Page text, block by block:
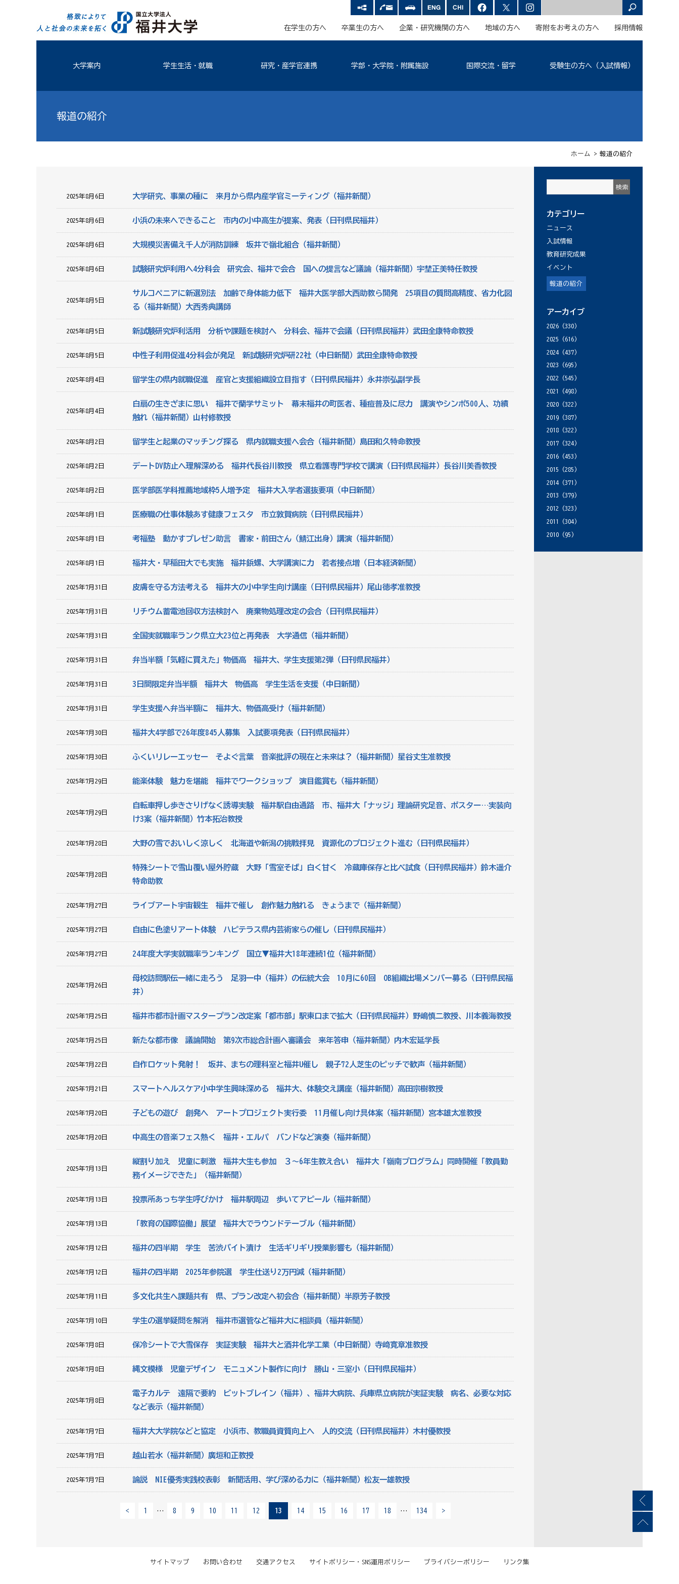
在学生の方へ 卒業生の方へ 企業・研究機関の方へ 地域の方へ 寄附をお考えの方へ 採用情報
大学案内 学生生活・就職 研究・産学官連携 学部・大学院・附属施設 国際交流・留学 受験生の方へ（入試情報）
報道の紹介
ホーム > 報道の紹介
2025年8月6日 大学研究、事業の種に 来月から県内産学官ミーティング（福井新聞）
2025年8月6日 小浜の未来へできること 市内の小中高生が提案、発表（日刊県民福井）
2025年8月6日 大規模災害備え千人が消防訓練 坂井で嶺北組合（福井新聞）
2025年8月6日 試験研究炉利用へ4分科会 研究会、福井で会合 国への提言など議論（福井新聞）宇埜正美特任教授
2025年8月5日
サルコペニアに新選別法 加齢で身体能力低下 福井大医学部大西助教ら開発 25項目の質問高精度、省力化図
る（福井新聞）大西秀典講師
2025年8月5日 新試験研究炉利活用 分析や課題を検討へ 分科会、福井で会議（日刊県民福井）武田全康特命教授
2025年8月5日 中性子利用促進4分科会が発足 新試験研究炉研22社（中日新聞）武田全康特命教授
2025年8月4日 留学生の県内就職促進 産官と支援組織設立目指す（日刊県民福井）永井崇弘副学長
2025年8月4日
白扇の生きざまに思い 福井で蘭学サミット 幕末福井の町医者、種痘普及に尽力 講演やシンポ500人、功績
触れ（福井新聞）山村修教授
2025年8月2日 留学生と起業のマッチング探る 県内就職支援へ会合（福井新聞）島田和久特命教授
2025年8月2日 デートDV防止へ理解深める 福井代長谷川教授 県立看護専門学校で講演（日刊県民福井）長谷川美香教授
2025年8月2日 医学部医学科推薦地域枠5人増予定 福井大入学者選抜要項（中日新聞）
2025年8月1日 医療職の仕事体験あす健康フェスタ 市立敦賀病院（日刊県民福井）
2025年8月1日 考福塾 動かすプレゼン助言 書家・前田さん（鯖江出身）講演（福井新聞）
2025年8月1日 福井大・早稲田大でも実施 福井鋲螺、大学講演に力 若者接点増（日本経済新聞）
2025年7月31日 皮膚を守る方法考える 福井大の小中学生向け講座（日刊県民福井）尾山徳孝准教授
2025年7月31日 リチウム蓄電池回収方法検討へ 廃棄物処理改定の会合（日刊県民福井）
2025年7月31日 全国実就職率ランク県立大23位と再発表 大学通信（福井新聞）
2025年7月31日 弁当半額「気軽に買えた」物価高 福井大、学生支援第2弾（日刊県民福井）
2025年7月31日 3日間限定弁当半額 福井大 物価高 学生生活を支援（中日新聞）
2025年7月31日 学生支援へ弁当半額に 福井大、物価高受け（福井新聞）
2025年7月30日 福井大4学部で26年度845人募集 入試要項発表（日刊県民福井）
2025年7月30日 ふくいリレーエッセー そよぐ言葉 音楽批評の現在と未来は？（福井新聞）星谷丈生准教授
2025年7月29日 能楽体験 魅力を堪能 福井でワークショップ 演目鑑賞も（福井新聞）
2025年7月29日
自転車押し歩きさりげなく誘導実験 福井駅自由通路 市、福井大「ナッジ」理論研究足音、ポスター…実装向
け3案（福井新聞）竹本拓治教授
2025年7月28日 大野の雪でおいしく涼しく 北海道や新潟の挑戦拝見 資源化のプロジェクト進む（日刊県民福井）
2025年7月28日
特殊シートで雪山覆い屋外貯蔵 大野「雪室そば」白く甘く 冷蔵庫保存と比べ試食（日刊県民福井）鈴木遥介
特命助教
2025年7月27日 ライブアート宇宙観生 福井で催し 創作魅力触れる きょうまで（福井新聞）
2025年7月27日 自由に色塗りアート体験 ハピテラス県内芸術家らの催し（日刊県民福井）
2025年7月27日 24年度大学実就職率ランキング 国立▼福井大18年連続1位（福井新聞）
2025年7月26日
母校訪問駅伝一緒に走ろう 足羽一中（福井）の伝統大会 10月に60回 OB組織出場メンバー募る（日刊県民福
井）
2025年7月25日 福井市都市計画マスタープラン改定案「都市部」駅東口まで拡大（日刊県民福井）野嶋慎二教授、川本義海教授
2025年7月25日 新たな都市像 議論開始 第9次市総合計画へ審議会 来年答申（福井新聞）内木宏延学長
2025年7月22日 自作ロケット発射！ 坂井、まちの理科室と福井U催し 親子72人芝生のピッチで歓声（福井新聞）
2025年7月21日 スマートヘルスケア小中学生興味深める 福井大、体験交え講座（福井新聞）高田宗樹教授
2025年7月20日 子どもの遊び 創発へ アートプロジェクト実行委 11月催し向け具体案（福井新聞）宮本雄太准教授
2025年7月20日 中高生の音楽フェス熱く 福井・エルパ バンドなど演奏（福井新聞）
2025年7月13日
縦割り加え 児童に刺激 福井大生も参加 ３～6年生教え合い 福井大「嶺南プログラム」同時開催「教員勤
務イメージできた」（福井新聞）
2025年7月13日 投票所あっち学生呼びかけ 福井駅周辺 歩いてアピール（福井新聞）
2025年7月13日 「教育の国際協働」展望 福井大でラウンドテーブル（福井新聞）
2025年7月12日 福井の四半期 学生 苦渋バイト漬け 生活ギリギリ授業影響も（福井新聞）
2025年7月12日 福井の四半期 2025年参院選 学生仕送り2万円減（福井新聞）
2025年7月11日 多文化共生へ課題共有 県、プラン改定へ初会合（福井新聞）半原芳子教授
2025年7月10日 学生の選挙疑問を解消 福井市選管など福井大に相談員（福井新聞）
2025年7月8日 保冷シートで大雪保存 実証実験 福井大と酒井化学工業（中日新聞）寺﨑寛章准教授
2025年7月8日 縄文模様 児童デザイン モニュメント製作に向け 勝山・三室小（日刊県民福井）
2025年7月8日
電子カルテ 遠隔で要約 ビットブレイン（福井）、福井大病院、兵庫県立病院が実証実験 病名、必要な対応
など表示（福井新聞）
2025年7月7日 福井大大学院などと協定 小浜市、教職員資質向上へ 人的交流（日刊県民福井）木村優教授
2025年7月7日 越山若水（福井新聞）廣垣和正教授
2025年7月7日 論説 NIE優秀実践校表彰 新聞活用、学び深める力に（福井新聞）松友一雄教授
< 1 … 8 9 10 11 12 13 14 15 16 17 18 … 134 >
カテゴリー
ニュース
入試情報
教育研究成果
イベント
報道の紹介
アーカイブ
2026 (330)
2025 (616)
2024 (437)
2023 (695)
2022 (545)
2021
(498)
2020 (322)
2019 (387)
2018 (322)
2017 (324)
2016 (453)
2015 (285)
2014 (371)
2013 (379)
2012 (323)
2011
(304)
2010 (95)
サイトマップ お問い合わせ 交通アクセス サイトポリシー・SNS運用ポリシー プライバシーポリシー リンク集